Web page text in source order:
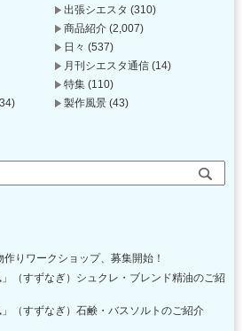
出張シエスタ (310)
商品紹介 (2,007)
日々 (537)
月刊シエスタ通信 (14)
特集 (110)
製作風景 (43)
作りワークショップ、募集開始！
」（すずなぎ）シュクレ・ブレンド精油のご紹
」（すずなぎ）石鹸・バスソルトのご紹介